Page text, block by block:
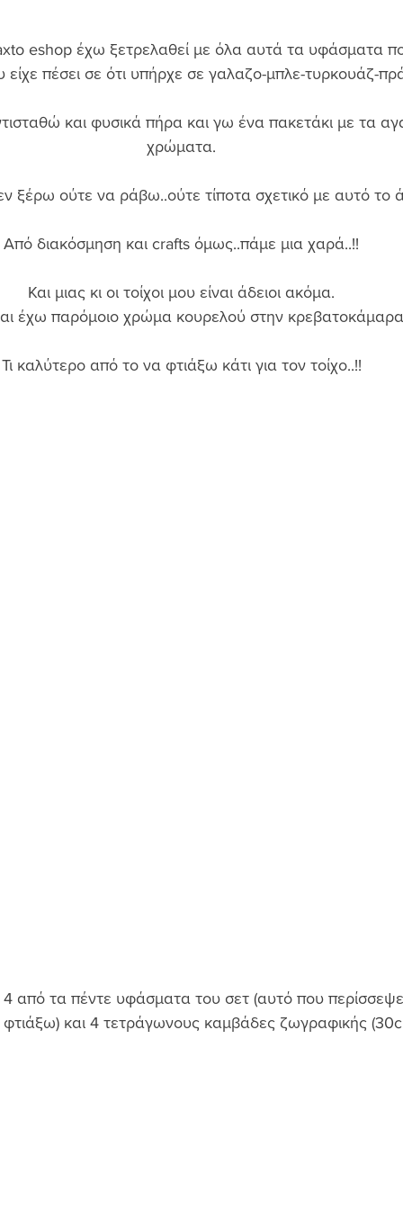
eshop έχω ξετρελαθεί με όλα αυτά τα υφάσματα
είχε πέσει σε ότι υπήρχε σε γαλαζο-μπλε-τυρκουάζ-
και φυσικά πήρα και γω ένα πακετάκι με τα
χρώματα.
ξέρω ούτε να ράβω..ούτε τίποτα σχετικό με αυτό το
Από διακόσμηση και crafts όμως..πάμε μια χαρά..!!
Και μιας κι οι τοίχοι μου είναι άδειοι ακόμα.
έχω παρόμοιο χρώμα κουρελού στην
Τι καλύτερο από το να φτιάξω κάτι για τον τοίχο..!!
από τα πέντε υφάσματα του σετ (αυτό που
και 4 τετράγωνους καμβάδες ζωγραφικής